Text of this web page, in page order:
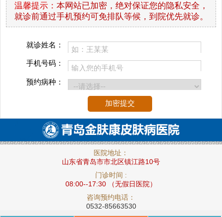
温馨提示： 本网站已加密，绝对保证您的隐私安全，
就诊前通过手机预约可免排队等候，到院优先就诊。
就诊姓名：
手机号码：
预约病种：
医院地址：
山东省青岛市市北区镇江路10号
门诊时间 :
08:00--17:30 （无假日医院）
咨询预约电话：
0532-85663530